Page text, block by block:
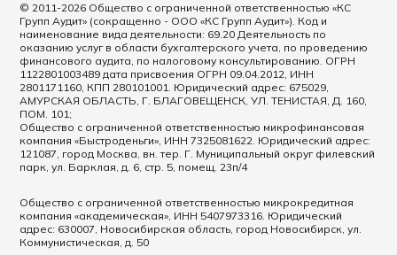
© 2011-2026 Общество с ограниченной ответственностью «КС
Групп Аудит» (сокращенно - ООО «КС Групп Аудит»). Код и
наименование вида деятельности: 69.20 Деятельность по
оказанию услуг в области бухгалтерского учета, по проведению
финансового аудита, по налоговому консультированию. ОГРН
1122801003489 дата присвоения ОГРН 09.04.2012, ИНН
2801171160, КПП 280101001. Юридический адрес: 675029,
АМУРСКАЯ ОБЛАСТЬ, Г. БЛАГОВЕЩЕНСК, УЛ. ТЕНИСТАЯ, Д. 160,
ПОМ. 101;
Общество с ограниченной ответственностью микрофинансовая
компания «Быстроденьги», ИНН 7325081622. Юридический адрес:
121087, город Москва, вн. тер. Г. Муниципальный округ филевский
парк, ул. Барклая, д. 6, стр. 5, помещ. 23п/4
Общество с ограниченной ответственностью микрокредитная
компания «академическая», ИНН 5407973316. Юридический
адрес: 630007, Новосибирская область, город Новосибирск, ул.
Коммунистическая, д. 50